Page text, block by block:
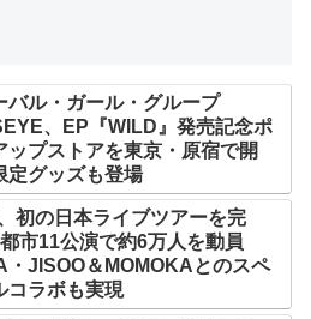
バル・ガール・グループ
、EP『WILD』発売記念ポ
ップストアを東京・原宿で開
グッズも登場
初の日本ライブツアーを完
市11公演で約6万人を動員
・JISOO＆MOMOKAとのスペ
コラボも実現